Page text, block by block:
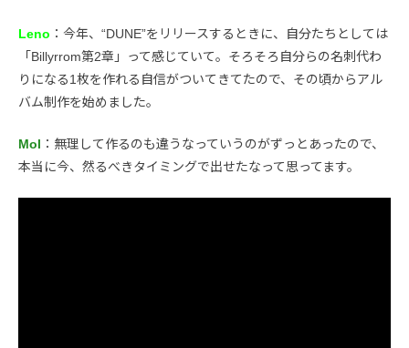
Leno ：今年、“DUNE”をリリースするときに、自分たちとしては
「Billyrrom第2章」って感じていて。そろそろ自分らの名刺代わ
りになる1枚を作れる自信がついてきてたので、その頃からアル
バム制作を始めました。
Mol ：無理して作るのも違うなっていうのがずっとあったので、
本当に今、然るべきタイミングで出せたなって思ってます。